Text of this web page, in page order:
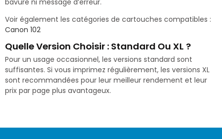
Voir également les catégories de cartouches compatibles :
Canon 102
Quelle Version Choisir : Standard Ou XL ?
Pour un usage occasionnel, les versions standard sont
suffisantes. Si vous imprimez régulièrement, les versions XL
sont recommandées pour leur meilleur rendement et leur
prix par page plus avantageux.